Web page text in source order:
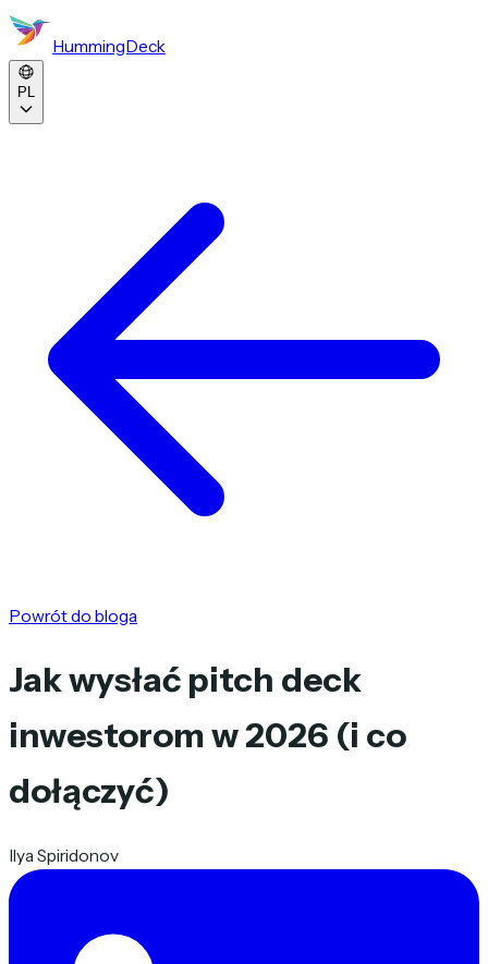
HummingDeck
PL
Powrót do bloga
Jak wysłać pitch deck
inwestorom w 2026 (i co
dołączyć)
Ilya Spiridonov